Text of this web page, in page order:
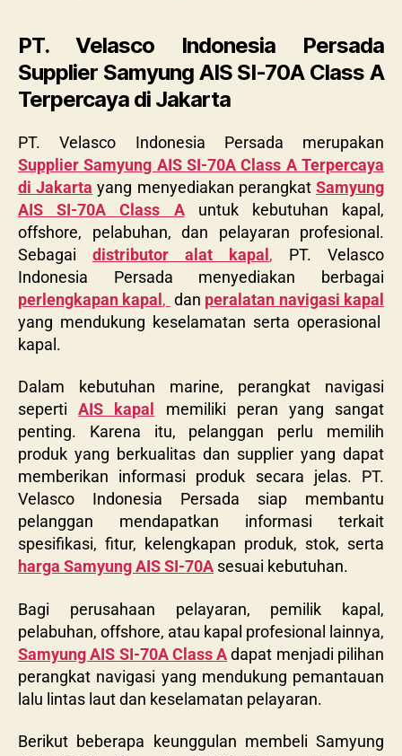
PT. Velasco Indonesia Persada
Supplier Samyung AIS SI-70A Class A
Terpercaya di Jakarta
PT. Velasco Indonesia Persada merupakan
Supplier Samyung AIS SI-70A Class A Terpercaya
di Jakarta yang menyediakan perangkatSamyung
AIS SI-70A Class Auntuk kebutuhan kapal,
offshore, pelabuhan, dan pelayaran profesional.
Sebagai distributor alat kapal , PT. Velasco
Indonesia Persada menyediakan berbagai
perlengkapan kapal , dan peralatan navigasi kapal
yang mendukung keselamatan serta operasional
kapal.
Dalam kebutuhan marine, perangkat navigasi
sepertiAIS kapal
memiliki peran yang sangat
penting. Karena itu, pelanggan perlu memilih
produk yang berkualitas dan supplier yang dapat
memberikan informasi produk secara jelas. PT.
Velasco Indonesia Persada siap membantu
pelanggan mendapatkan informasi terkait
spesifikasi, fitur, kelengkapan produk, stok, serta
harga Samyung AIS SI-70A sesuai kebutuhan.
Bagi perusahaan pelayaran, pemilik kapal,
pelabuhan, offshore, atau kapal profesional lainnya,
Samyung AIS SI-70A Class Adapat menjadi pilihan
perangkat navigasi yang mendukung pemantauan
lalu lintas laut dan keselamatan pelayaran.
Berikut beberapa keunggulan membeli Samyung